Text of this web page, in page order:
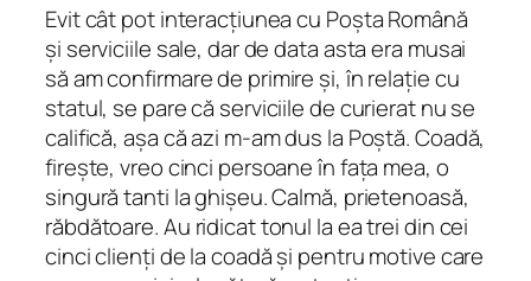
Evit cât pot interacțiunea cu Poșta Română
și serviciile sale, dar de data asta era musai
să am confirmare de primire și, în relație cu
statul, se pare că serviciile de curierat nu se
califică, așa că azi m-am dus la Poștă. Coadă,
firește, vreo cinci persoane în fața mea, o
singură tanti la ghișeu. Calmă, prietenoasă,
răbdătoare. Au ridicat tonul la ea trei din cei
cinci clienți de la coadă și pentru motive care